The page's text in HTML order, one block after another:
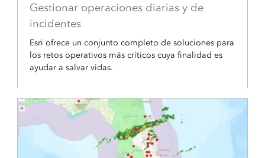
Gestionar operaciones diarias y de
incidentes
Esri ofrece un conjunto completo de soluciones para
los retos operativos más críticos cuya finalidad es
ayudar a salvar vidas.